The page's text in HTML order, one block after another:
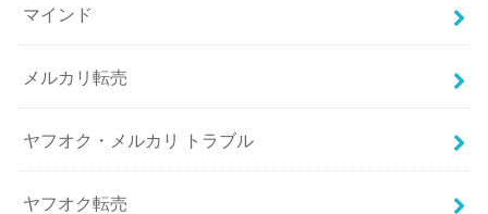
マインド
メルカリ転売
ヤフオク・メルカリ トラブル
ヤフオク転売